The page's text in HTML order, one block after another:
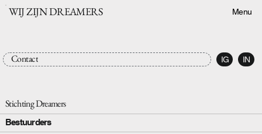
Menu
WIJ ZIJN DREAMERS
Contact IG IN
Stichting Dreamers
Bestuurders